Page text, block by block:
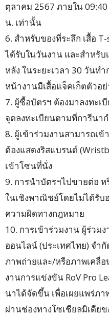
ตุลาคม 2567 ภายใน
น. เท่านั้น
6. สำหรับของที่ระลึก เสื้อ
ได้รับในวันงาน และสำหรับ
หลัง ในระยะเวลา 30 วันท
หน้างานมีเสื้อแจ็คเก็ตตัวอ
7. ผู้ซื้อบัตรฯ ต้องมาลงทะเ
จุดลงทะเบียนตามที่การีนา
8. ผู้เข้าร่วมงานสามารถเ
ต้องแสดงริสแบรนด์
เข้าโซนที่นั่ง
9. การนำบัตรฯไปขายต่อ
ในเชิงพาณิชย์โดยไม่ได้รั
ความผิดทางกฎหมาย
10. การเข้าร่วมงาน ผู้ร่วม
ออนไลน์ (ประเทศไทย) จำ
ภาพถ่ายและ/หรือภาพเคลื่
งานการแข่งขัน RoV Pro
นาได้จัดขึ้น เพื่อเผยแพร่ภ
ผ่านช่องทางโซเชียลมิเดีย